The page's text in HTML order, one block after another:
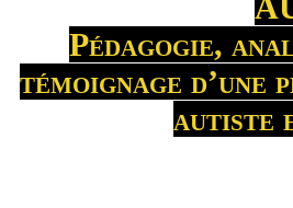
Pédagogie,
témoignage d’une
autiste